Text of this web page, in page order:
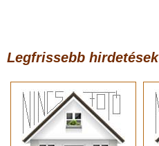
Legfrissebb hirdetések